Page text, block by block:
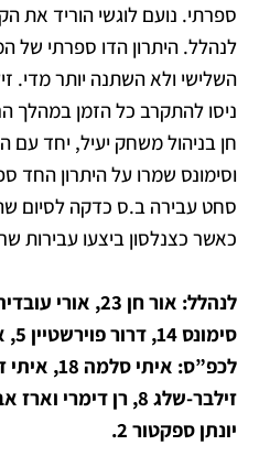
לנהלל. היתרון הדו ספרתי
השלישי ולא השתנה יותר מדי.
ניסו להתקרב כל הזמן במהלך
חן בניהול משחק יעיל, יחד
וסימונס שמרו על היתרון החד
סחט עבירה ב.ס כדקה לסיום
כאשר כצנלסון ביצעו עבירות
סימונס 14, דרור פוירשטיין 5, ארד לויטה 3, סיגאווי 1.
יונתן ספקטור 2.